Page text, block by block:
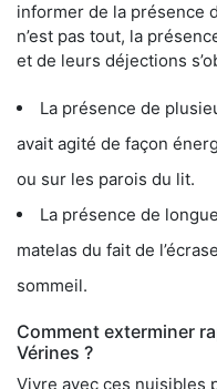
informer de la présence
n’est pas tout, la
et de leurs déjections
La présence de
avait agité de façon
ou sur les parois du lit.
La présence de
matelas du fait de
sommeil.
Comment exterminer
Vérines ?
Vivre avec ces nuisibles